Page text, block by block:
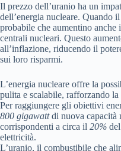
Il prezzo dell’uranio ha un
dell’energia nucleare. Quando
probabile che aumentino anche
centrali nucleari. Questo
all’inflazione, riducendo il
sui loro risparmi.
L’energia nucleare offre la
pulita e scalabile, rafforzando
Per raggiungere gli obiettivi
800 gigawattdi nuova capacità
corrispondenti a circa il 20%
elettricità.
L’uranio, il combustibile che